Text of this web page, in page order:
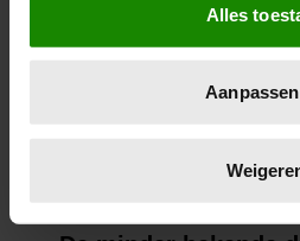
Informatie verzamelen
locatie, die tot een paar
scannen op specifieke
verwerkt en stel uw voorkeuren
intrekken in de Cookieverklaring.
Alles
Aanpassen